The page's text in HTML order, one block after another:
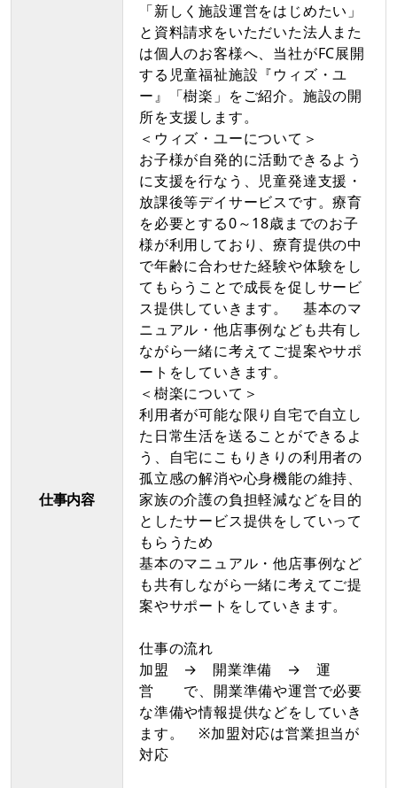
仕事内容
「新しく施設運営をはじめたい」
と資料請求をいただいた法人また
は個人のお客様へ、当社がFC展開
する児童福祉施設『ウィズ・ユ
ー』「樹楽」をご紹介。施設の開
所を支援します。
＜ウィズ・ユーについて＞
お子様が自発的に活動できるよう
に支援を行なう、児童発達支援・
放課後等デイサービスです。療育
を必要とする0～18歳までのお子
様が利用しており、療育提供の中
で年齢に合わせた経験や体験をし
てもらうことで成長を促しサービ
ス提供していきます。 基本のマ
ニュアル・他店事例なども共有し
ながら一緒に考えてご提案やサポ
ートをしていきます。
＜樹楽について＞
利用者が可能な限り自宅で自立し
た日常生活を送ることができるよ
う、自宅にこもりきりの利用者の
孤立感の解消や心身機能の維持、
家族の介護の負担軽減などを目的
としたサービス提供をしていって
もらうため
基本のマニュアル・他店事例など
も共有しながら一緒に考えてご提
案やサポートをしていきます。
仕事の流れ
加盟 → 開業準備 → 運
営 で、開業準備や運営で必要
な準備や情報提供などをしていき
ます。 ※加盟対応は営業担当が
対応